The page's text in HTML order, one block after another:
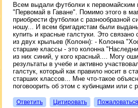
Всем выдали футболки к
"Первомай в Гаване". Помимо этого в
приобрести футболки с разнообразной
ношу... И всем бригадистам были
купить и красные галстуки. Это
из двух крыльев (Колонн): - Колонна
старшие классы - это колонна
из них синий, у кого красный.... Могу
результаты в учебе и активно
галстук, который как правило носит в
старших классов... Мне что-такое
поговоорить об этом с кубинцами или с
Ответить Цитировать Пожаловаться